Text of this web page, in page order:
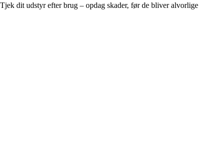
Tjek dit udstyr efter brug – opdag skader, før de bliver alvorlige